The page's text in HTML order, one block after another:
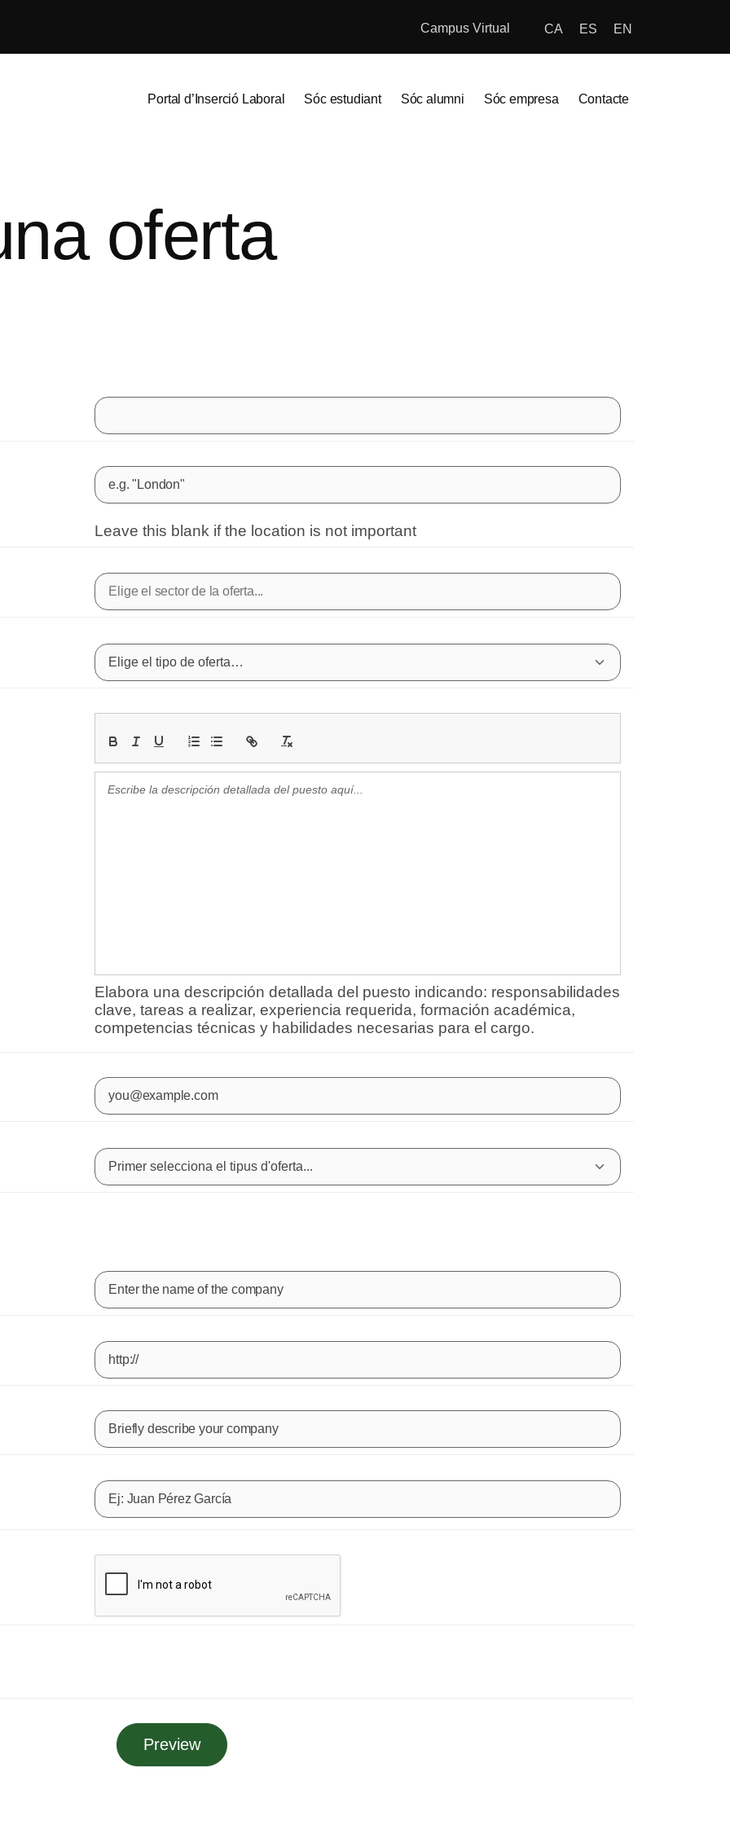
Campus Virtual CA ES EN
Portal d’Inserció Laboral Sóc estudiant Sóc alumni Sóc empresa Contacte
oferta
Leave this blank if the location is not important
Elige el tipo de oferta…
Elabora una descripción detallada del puesto indicando: responsabilidades
clave, tareas a realizar, experiencia requerida, formación académica,
competencias técnicas y habilidades necesarias para el cargo.
Primer selecciona el tipus d'oferta...